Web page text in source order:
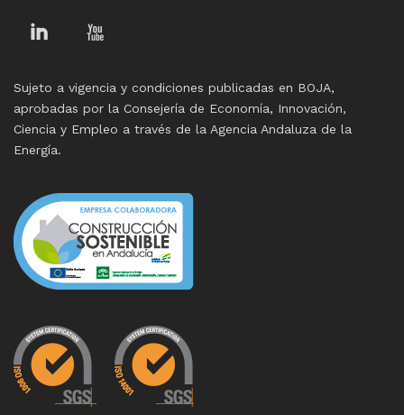
Linkedin
Sujeto a vigencia y condiciones publicadas en BOJA,
aprobadas por la Consejería de Economía, Innovación,
Ciencia y Empleo a través de la Agencia Andaluza de la
Energía.